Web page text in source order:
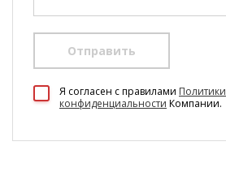
Отправить
Я согласен c правилами Политики
конфиденциальности Компании.